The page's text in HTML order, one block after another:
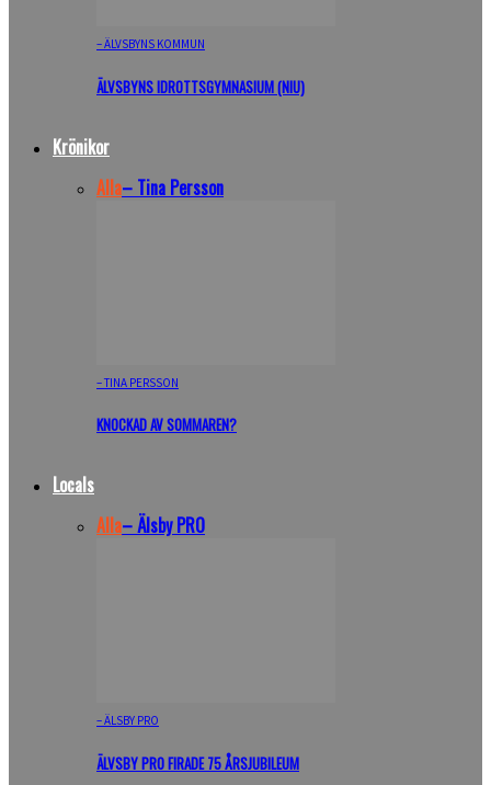
– ÄLVSBYNS KOMMUN
ÄLVSBYNS IDROTTSGYMNASIUM (NIU)
Krönikor
Alla– Tina Persson
– TINA PERSSON
KNOCKAD AV SOMMAREN?
Locals
Alla– Älsby PRO
– ÄLSBY PRO
ÄLVSBY PRO FIRADE 75 ÅRSJUBILEUM